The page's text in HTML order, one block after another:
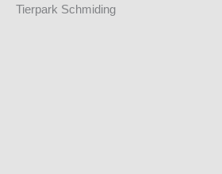
Tierpark Schmiding